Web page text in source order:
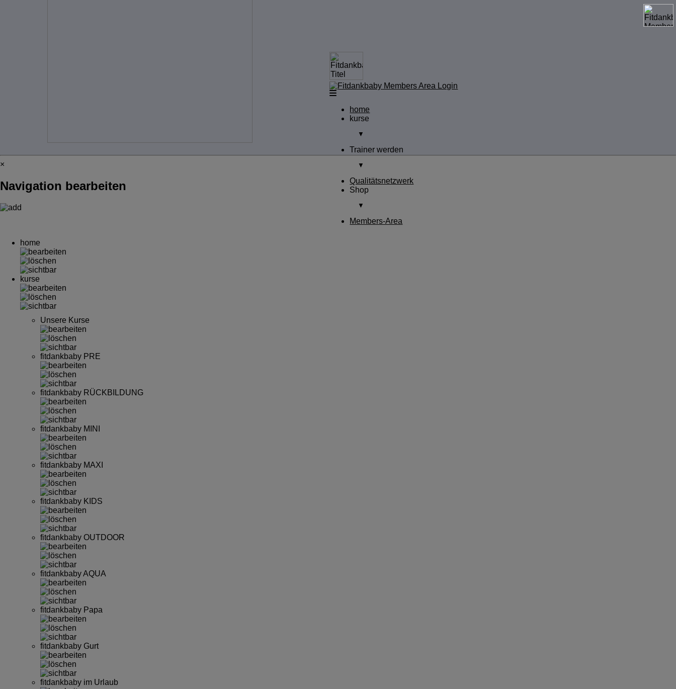
home
kurse
▼
Trainer werden
▼
Qualitätsnetzwerk
Shop
▼
Members-Area
×
Navigation bearbeiten
home
kurse
Unsere Kurse
fitdankbaby PRE
fitdankbaby RÜCKBILDUNG
fitdankbaby MINI
fitdankbaby MAXI
fitdankbaby KIDS
fitdankbaby OUTDOOR
fitdankbaby AQUA
fitdankbaby Papa
fitdankbaby Gurt
fitdankbaby im Urlaub